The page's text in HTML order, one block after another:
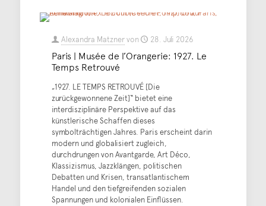
Alexandra Matznervon 28. Juli 2026
Paris | Musée de l’Orangerie: 1927. Le
Temps Retrouvé
„1927. LE TEMPS RETROUVÉ [Die
zurückgewonnene Zeit]“ bietet eine
interdisziplinäre Perspektive auf das
künstlerische Schaffen dieses
symbolträchtigen Jahres. Paris erscheint darin
modern und globalisiert zugleich,
durchdrungen von Avantgarde, Art Déco,
Klassizismus, Jazzklängen, politischen
Debatten und Krisen, transatlantischem
Handel und den tiefgreifenden sozialen
Spannungen und kolonialen Einflüssen.